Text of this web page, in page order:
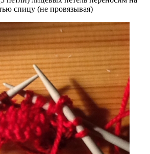
спицу (не провязывая)